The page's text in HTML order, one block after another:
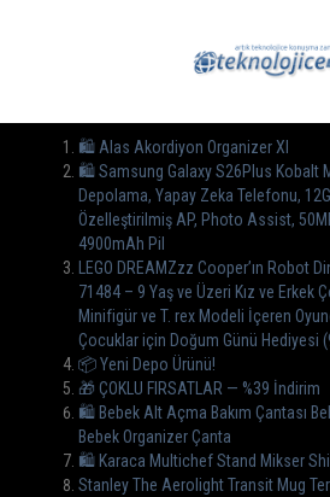
🛍️ Alas Akordiyon Organizer Xl
🛍 Samsung Galaxy S26Plus Kobalt
Depolama, Yapay Zeka Telefonu,
Özelleştirilmiş AP, Photo Assist,
4900mAh Pil
LEGO DREAMZzz Cooper’ın Robot
71484 – 9 Yaş ve Üzeri Kız ve Erkek
Minifigür ve T. rex Modeli İçeren
Çocuklar için Doğum Günü Hediyesi
📦 Yeni Depo Ürünü!
🎁 ÇOKLU FIRSATLAR — %39 İndirim
🛍️ Bebek Alt Açma Bakım Çantası
Bebek Organizer Çanta
🛍 Karaca Multichef Stand Mikser
Stanley The Aerolight Transit Mug